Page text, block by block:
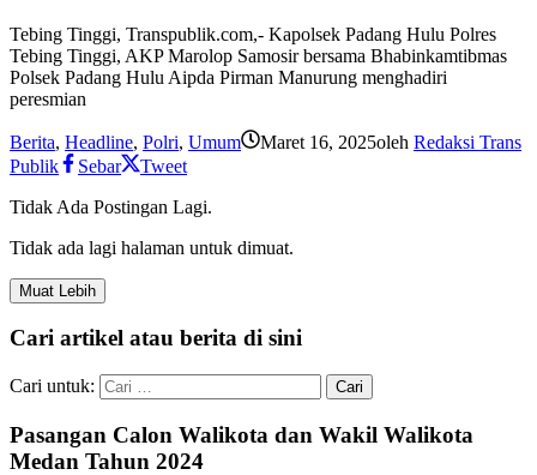
Tebing Tinggi, Transpublik.com,- Kapolsek Padang Hulu Polres
Tebing Tinggi, AKP Marolop Samosir bersama Bhabinkamtibmas
Polsek Padang Hulu Aipda Pirman Manurung menghadiri
peresmian
Berita, Headline, Polri, Umum Maret 16, 2025oleh Redaksi Trans
Publik
Sebar
Tweet
Tidak Ada Postingan Lagi.
Tidak ada lagi halaman untuk dimuat.
Muat Lebih
Cari artikel atau berita di sini
Cari untuk:
Pasangan Calon Walikota dan Wakil Walikota
Medan Tahun 2024